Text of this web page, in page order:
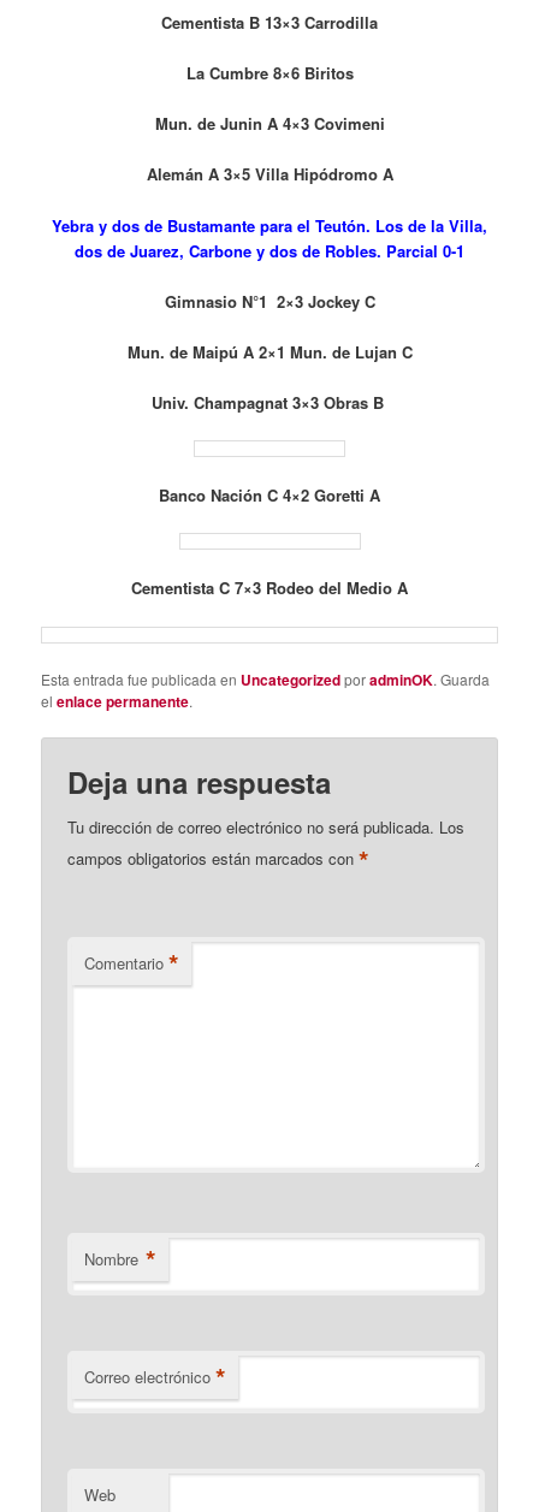
Cementista B 13×3 Carrodilla
La Cumbre 8×6 Biritos
Mun. de Junin A 4×3 Covimeni
Alemán A 3×5 Villa Hipódromo A
Yebra y dos de Bustamante para el Teutón. Los de la Villa,
dos de Juarez, Carbone y dos de Robles. Parcial 0-1
Gimnasio N°1 2×3 Jockey C
Mun. de Maipú A 2×1 Mun. de Lujan C
Univ. Champagnat 3×3 Obras B
Banco Nación C 4×2 Goretti A
Cementista C 7×3 Rodeo del Medio A
Esta entrada fue publicada en UncategorizedporadminOK. Guarda
elenlace permanente.
Deja una respuesta
Tu dirección de correo electrónico no será publicada. Los
campos obligatorios están marcados con*
Comentario *
Nombre *
Correo electrónico *
Web